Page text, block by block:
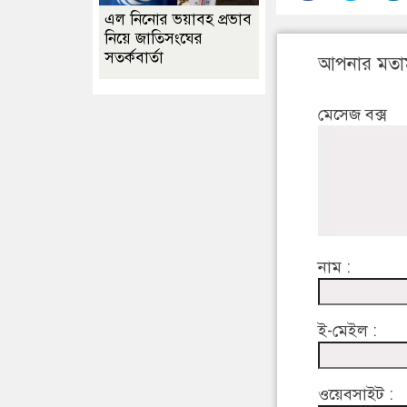
আপনার
মেসেজ বক্স
নাম :
ই-মেইল :
ওয়েবসাইট :
এল নিনোর ভয়াবহ প্রভাব
নিয়ে জাতিসংঘের
সতর্কবার্তা